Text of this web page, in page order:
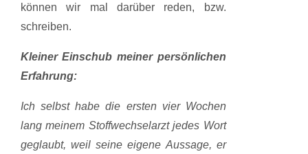
können wir mal darüber reden, bzw.
schreiben.
Kleiner Einschub meiner persönlichen
Erfahrung:
Ich selbst habe die ersten vier Wochen
lang meinem Stoffwechselarzt jedes Wort
geglaubt, weil seine eigene Aussage, er